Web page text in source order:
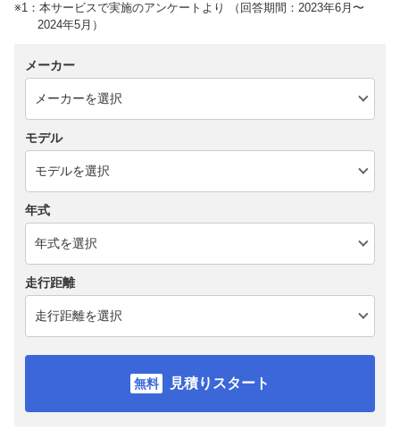
※1：本サービスで実施のアンケートより （回答期間：2023年6月〜
2024年5月）
メーカー
モデル
年式
走行距離
見積りスタート